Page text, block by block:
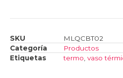
SKU
MLQCBT02
Categoría
Productos
Etiquetas
termo vaso